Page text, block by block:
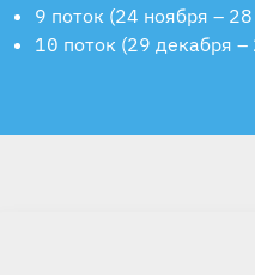
9 поток (24 ноября –
10 поток (29 декабря